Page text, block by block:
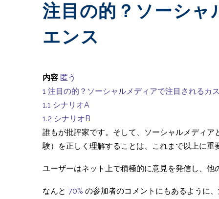
注目の的？ソーシ
エンス
内容 匿う
1 注目の的？ソーシャルメディアで注目されるカ
1.1 シナリオA
1.2 シナリオB
誰もが批評家です。そして、ソーシャルメディ
験）を正しく理解することは、これまで以上に重
ユーザーはネット上で積極的に意見を発信し、
なんと 70% の参加者のコメントにもあるように